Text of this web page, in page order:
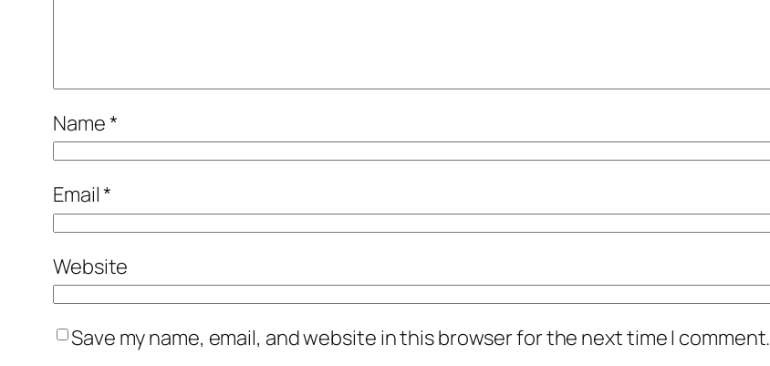
Name*
Email*
Website
Save my name, email, and website in this browser for the next time I comment.